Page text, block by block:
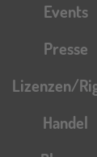
Events
Presse
Lizenzen/
Handel